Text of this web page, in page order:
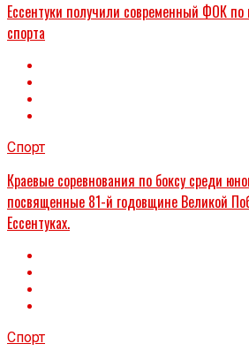
Ессентуки получили современный ФОК по
спорта
Спорт
Краевые соревнования по боксу среди
посвященные 81-й годовщине Великой
Ессентуках.
Спорт